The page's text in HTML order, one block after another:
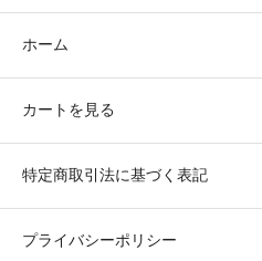
ホーム
カートを見る
特定商取引法に基づく表記
プライバシーポリシー